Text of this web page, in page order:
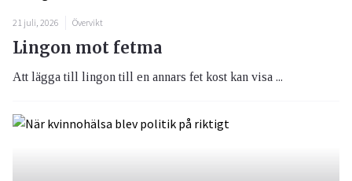
21 juli, 2026 Övervikt
Lingon mot fetma
Att lägga till lingon till en annars fet kost kan visa ...